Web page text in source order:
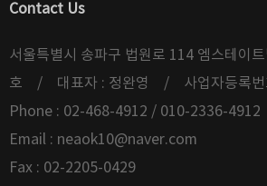
Contact Us
서울특별시 송파구 법원로 114 엠스테이
호 / 대표자 : 정완영 / 사업자등록번
Phone : 02-468-4912 / 010-2336-4912
Email : neaok10@naver.com
Fax : 02-2205-0429